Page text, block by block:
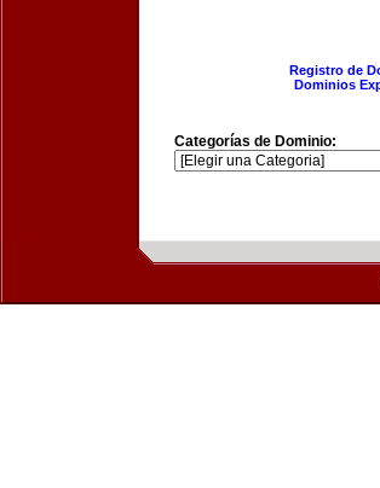
Registro de
Dominios
Categorías de Dominio: